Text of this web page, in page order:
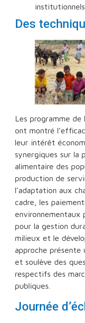
Des
Les programme
ont montré
leur intérêt
synergiques sur la
alimentaire des
production de
l’adaptation aux
cadre, les
environnementaux
pour la gestion
milieux et le
approche
et soulève des
respectifs des
publiques.
Journée